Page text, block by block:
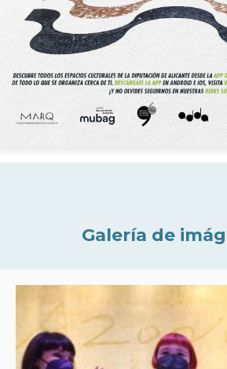
Galería de